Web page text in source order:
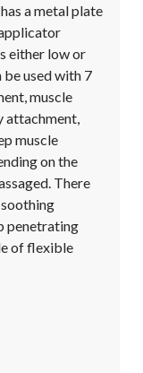
a metal plate
either low or
be used with 7
muscle
attachment,
muscle
on the
There
penetrating
of flexible